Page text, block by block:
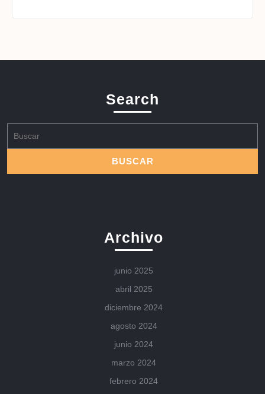
Search
Archivo
junio 2025
abril 2025
diciembre 2024
agosto 2024
junio 2024
marzo 2024
febrero 2024